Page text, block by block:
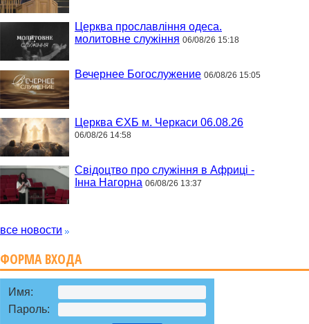
Церква прославління одеса.
молитовне служіння 06/08/26 15:18
Вечернее Богослужение 06/08/26 15:05
Церква ЄХБ м. Черкаси 06.08.26
06/08/26 14:58
Свідоцтво про служіння в Африці -
Інна Нагорна 06/08/26 13:37
все новости
ФОРМА ВХОДА
Имя:
Пароль: